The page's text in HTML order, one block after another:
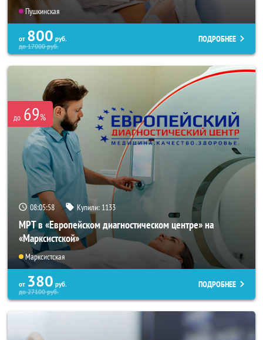
Пушкинская
от 800 руб.
до17000руб.
ПОДРОБНЕЕ
до 69%
08:05:55 Купили: 1133
МРТ в «Европейском диагностическом центре» на
«Марксистской»
Марксистская
от 380 руб.
до27100руб.
ПОДРОБНЕЕ